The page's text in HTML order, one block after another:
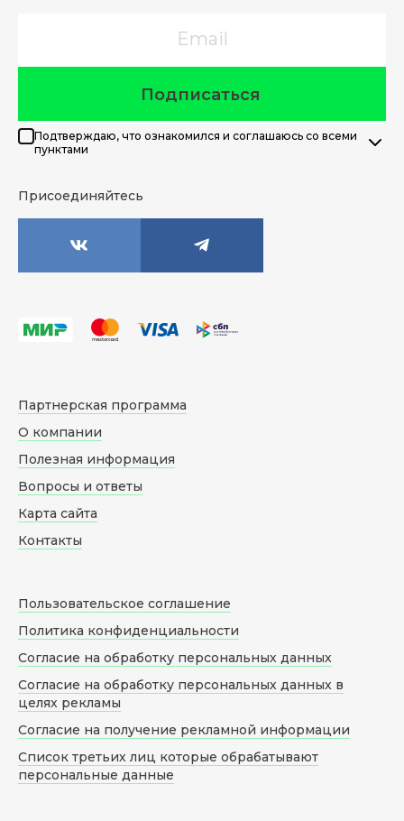
Подписаться
Подтверждаю, что ознакомился и соглашаюсь со всеми
пунктами
Присоединяйтесь
Партнерская программа
О компании
Полезная информация
Вопросы и ответы
Карта сайта
Контакты
Пользовательское соглашение
Политика конфиденциальности
Согласие на обработку персональных данных
Согласие на обработку персональных данных в
целях рекламы
Согласие на получение рекламной информации
Список третьих лиц которые обрабатывают
персональные данные